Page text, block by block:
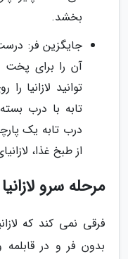
بخشد.
جایگزین فر:
آن را برای پخت
توانید لازانیا
تابه با درب
درب تابه یک
از طبخ غذا،
مرحله سرو لازانیا
فرقی نمی کند که
بدون فر و در